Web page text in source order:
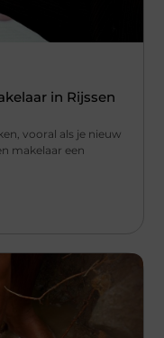
in Rijssen
vooral als je nieuw
makelaar een